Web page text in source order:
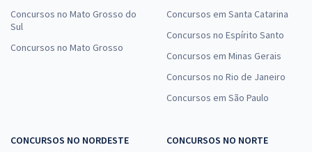
AMAZUL - Amazônia Azul Tecnologias de Defesa S.A - Especialista em
Desenvolvimento de Tecnologia Nuclear e Defesa - Perfil 22:
Economize R$ 83,96 (-20%)
Concursos no Mato Grosso do
Sul
Concursos no Mato Grosso
Concursos em Santa Catarina
Concursos no Espírito Santo
Concursos em Minas Gerais
Concursos no Rio de Janeiro
Concursos em São Paulo
CONCURSOS NO NORDESTE
CONCURSOS NO NORTE